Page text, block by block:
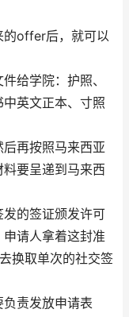
offer后，就可以
给学院：护照、
英文正本、寸照
再按照马来西亚
要呈递到马来西
的签证颁发许可
请人拿着这封准
换取单次的社交签
责发放申请表